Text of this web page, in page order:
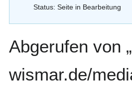
Status: Seite in Bearbeitung
Abgerufen von „
wismar.de/